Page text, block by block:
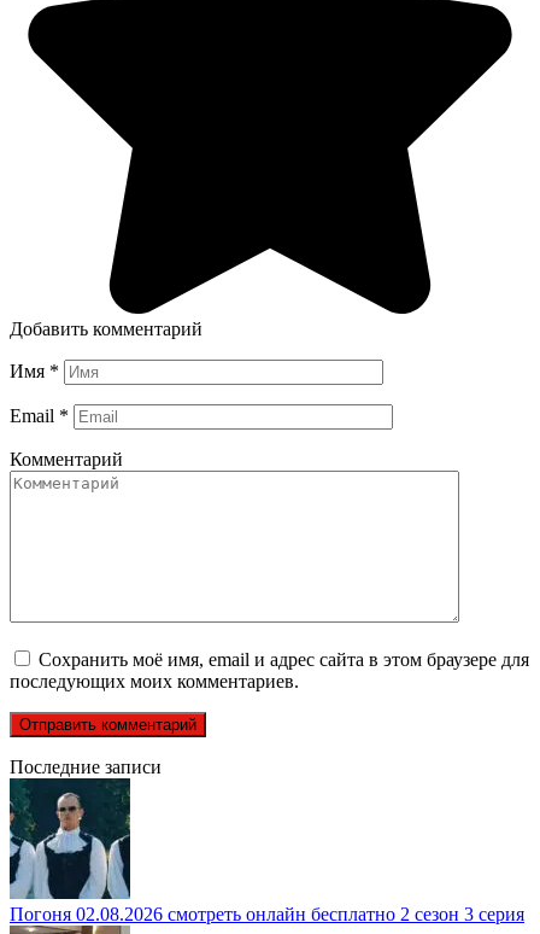
Добавить комментарий
Имя *
Email *
Комментарий
Сохранить моё имя, email и адрес сайта в этом браузере для
последующих моих комментариев.
Последние записи
Погоня 02.08.2026 смотреть онлайн бесплатно 2 сезон 3 серия